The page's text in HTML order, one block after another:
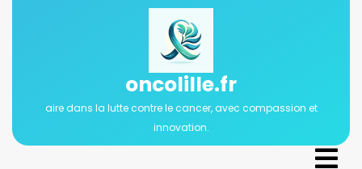
oncolille.fr
aire dans la lutte contre le cancer, avec compassion et
innovation.